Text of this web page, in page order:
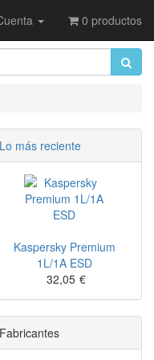
0 productos
Lo más reciente
Kaspersky Premium
1L/1A ESD
32,05 €
Fabricantes